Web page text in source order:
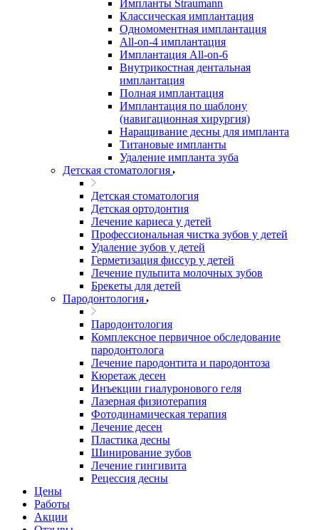
Импланты Straumann
Классическая имплантация
Одномоментная имплантация
All-on-4 имплантация
Имплантация All-on-6
Внутрикостная дентальная
имплантация
Полная имплантация
Имплантация по шаблону
(навигационная хирургия)
Наращивание десны для импланта
Титановые импланты
Удаление импланта зуба
Детская стоматология
Детская стоматология
Детская ортодонтия
Лечение кариеса у детей
Профессиональная чистка зубов у детей
Удаление зубов у детей
Герметизация фиссур у детей
Лечение пульпита молочных зубов
Брекеты для детей
Пародонтология
Пародонтология
Комплексное первичное обследование
пародонтолога
Лечение пародонтита и пародонтоза
Кюретаж десен
Инъекции гиалуронового геля
Лазерная физиотерапия
Фотодинамическая терапия
Лечение десен
Пластика десны
Шинирование зубов
Лечение гингивита
Рецессия десны
Цены
Работы
Акции